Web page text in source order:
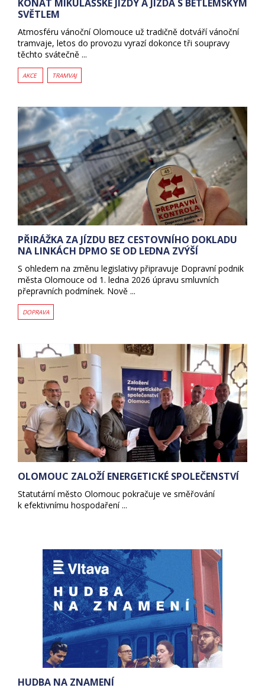
KONAT MIKULÁŠSKÉ JÍZDY A JÍZDA S BETLÉMSKÝM
SVĚTLEM
Atmosféru vánoční Olomouce už tradičně dotváří vánoční
tramvaje, letos do provozu vyrazí dokonce tři soupravy
těchto svátečně ...
AKCE TRAMVAJ
PŘIRÁŽKA ZA JÍZDU BEZ CESTOVNÍHO DOKLADU
NA LINKÁCH DPMO SE OD LEDNA ZVÝŠÍ
S ohledem na změnu legislativy připravuje Dopravní podnik
města Olomouce od 1. ledna 2026 úpravu smluvních
přepravních podmínek. Nově ...
DOPRAVA
OLOMOUC ZALOŽÍ ENERGETICKÉ SPOLEČENSTVÍ
Statutární město Olomouc pokračuje ve směřování
k efektivnímu hospodaření ...
HUDBA NA ZNAMENÍ